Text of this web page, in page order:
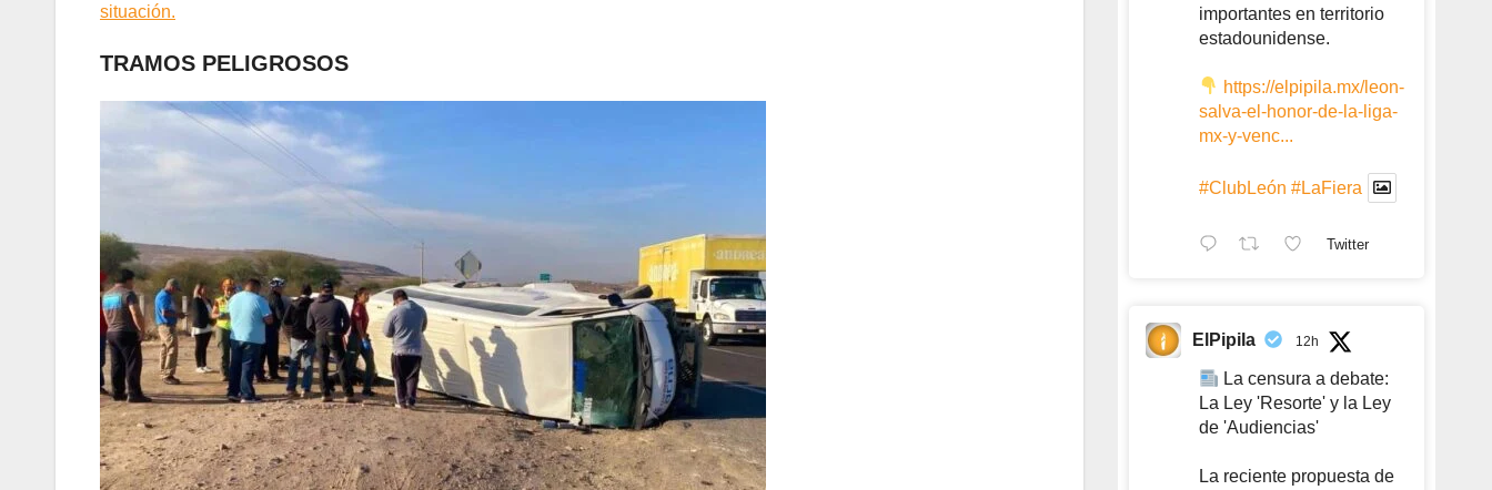
situación.
TRAMOS PELIGROSOS
importantes en territorio
estadounidense.
https://elpipila.mx/leon-
salva-el-honor-de-la-liga-
mx-y-venc...
#ClubLeón #LaFiera
Twitter
ElPipila 12h
La censura a debate:
La Ley 'Resorte' y la Ley
de 'Audiencias'
La reciente propuesta de